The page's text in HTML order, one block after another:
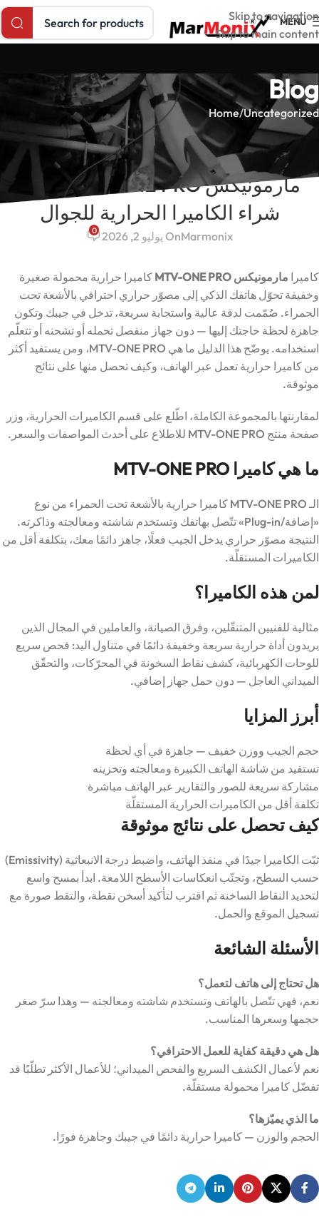
Skip to navigation
Skip to main content
MENU
Search products
Blog
Home Uncategorized
UNCATEGORIZED
مارمونيكس MTV-ONE PRO: دليل
شراء الكاميرا الحرارية للجوال
MarmonixOn يوليو 2, 2026 0
كاميرا مارمونيكس MTV-ONE PRO
كاميرا حرارية محمولة صغيرة
وخفيفة تحوّل هاتفك الذكي إلى مصوّر حراري احترافي بالأشعة تحت
الحمراء. صُمّمت لدقة عالية واستجابة سريعة، تدخل في جيبك وتكون
جاهزة لحظة حاجتك إليها — دون جهاز منفصل تحمله أو تشحنه أو تتعلّم
استخدامه. يوضّح هذا الدليل ما هي MTV-ONE PRO، ومن يستفيد أكثر
من كاميرا حرارية تعمل عبر الهاتف، وكيف تحصل منها على نتائج
موثوقة.
لمقارنتها بالمجموعة الكاملة، اطّلع على قسم الكاميرات الحرارية، وزر
صفحة منتج MTV-ONE PRO
للاطلاع على أحدث المواصفات والسعر.
ما هي كاميرا MTV-ONE PRO
الـ MTV-ONE PRO كاميرا حرارية بالأشعة تحت الحمراء من نوع
«إضافة/Plug-in» تتّصل بهاتفك وتستخدم شاشته ومعالجته وذاكرته.
النتيجة مصوّر حراري يدخل الجيب فعلًا، جاهز دائمًا معك، بتكلفة أقل من
الكاميرات المستقلّة.
لمن هذه الكاميرا؟
مثالية للفنيين المتنقّلين، وفرق الصيانة، والعاملين في المجال الذين
يريدون أداة حرارية سريعة وخفيفة دائمًا في متناول اليد: فحص سريع
للوحات الكهربائية، كشف نقاط السخونة في المحرّكات، والتحقّق
الميداني العاجل — دون حمل جهاز إضافي.
أبرز المزايا
حجم الجيب ووزن خفيف — جاهزة في أي لحظة
تستفيد من شاشة الهاتف الكبيرة ومعالجته وتخزينه
مشاركة سريعة للصور والتقارير عبر الهاتف مباشرة
تكلفة أقل من الكاميرات الحرارية المستقلّة
كيف تحصل على نتائج موثوقة
ثبّت الكاميرا جيدًا في منفذ الهاتف، واضبط درجة الانبعاثية (Emissivity)
حسب السطح، وتجنّب انعكاسات الأسطح اللامعة. ابدأ بمسح واسع
لتحديد النقاط الساخنة ثم اقترب لتأكيد أسخن نقطة، والتقط صورة مع
تسجيل الموقع والحمل.
الأسئلة الشائعة
هل تحتاج إلى هاتف لتعمل؟
نعم، فهي تتّصل بالهاتف وتستخدم شاشته ومعالجته — وهذا سرّ صغر
حجمها وسعرها المناسب.
هل هي دقيقة كفاية للعمل الاحترافي؟
نعم لأعمال الكشف السريع والفحص الميداني؛ للأعمال الأكثر تطلّبًا قد
تفضّل كاميرا محمولة مستقلّة.
ما الذي يميّزها؟
الحجم والوزن — كاميرا حرارية دائمًا في جيبك وجاهزة فورًا.